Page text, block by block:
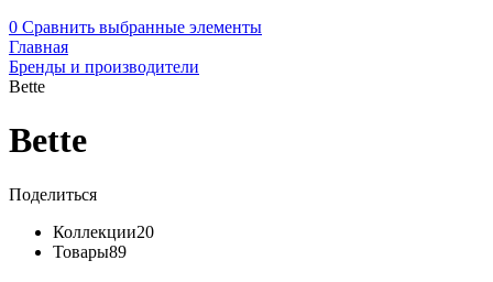
0 Сравнить выбранные элементы
Главная
Бренды и производители
Bette
Bette
Поделиться
Коллекции20
Товары89